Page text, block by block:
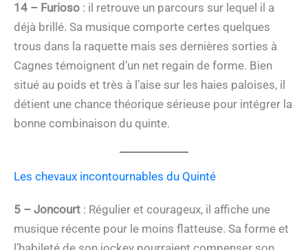
14 – Furioso : il retrouve un parcours sur lequel il a
déjà brillé. Sa musique comporte certes quelques
trous dans la raquette mais ses dernières sorties à
Cagnes témoignent d’un net regain de forme. Bien
situé au poids et très à l’aise sur les haies paloises, il
détient une chance théorique sérieuse pour intégrer la
bonne combinaison du quinte.
Les chevaux incontournables du Quinté
5 – Joncourt : Régulier et courageux, il affiche une
musique récente pour le moins flatteuse. Sa forme et